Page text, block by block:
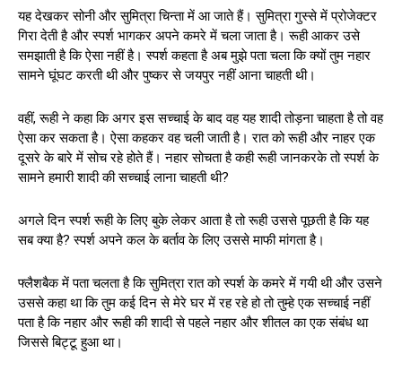
यह देखकर सोनी और सुमित्रा चिन्ता में आ जाते हैं। सुमित्रा गुस्से में प्रोजेक्टर
गिरा देती है और स्पर्श भागकर अपने कमरे में चला जाता है। रूही आकर उसे
समझाती है कि ऐसा नहीं है। स्पर्श कहता है अब मुझे पता चला कि क्यों तुम नहार
सामने घूंघट करती थी और पुष्कर से जयपुर नहीं आना चाहती थी।
वहीं, रूही ने कहा कि अगर इस सच्चाई के बाद वह यह शादी तोड़ना चाहता है तो वह
ऐसा कर सकता है। ऐसा कहकर वह चली जाती है। रात को रूही और नाहर एक
दूसरे के बारे में सोच रहे होते हैं। नहार सोचता है कही रूही जानकरके तो स्पर्श के
सामने हमारी शादी की सच्चाई लाना चाहती थी?
अगले दिन स्पर्श रूही के लिए बुके लेकर आता है तो रूही उससे पूछती है कि यह
सब क्या है? स्पर्श अपने कल के बर्ताव के लिए उससे माफी मांगता है।
फ्लैशबैक में पता चलता है कि सुमित्रा रात को स्पर्श के कमरे में गयी थी और उसने
उससे कहा था कि तुम कई दिन से मेरे घर में रह रहे हो तो तुम्हे एक सच्चाई नहीं
पता है कि नहार और रूही की शादी से पहले नहार और शीतल का एक संबंध था
जिससे बिट्टू हुआ था।